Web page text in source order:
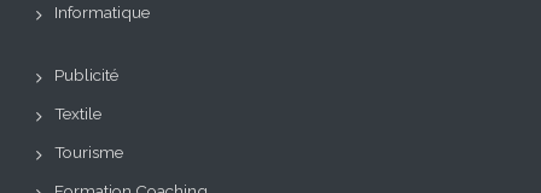
Informatique
Publicité
Textile
Tourisme